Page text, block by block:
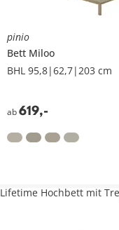
pinio
Bett Miloo
BHL 95,8|62,7|203 cm
ab619,-
Lifetime Hochbett mit